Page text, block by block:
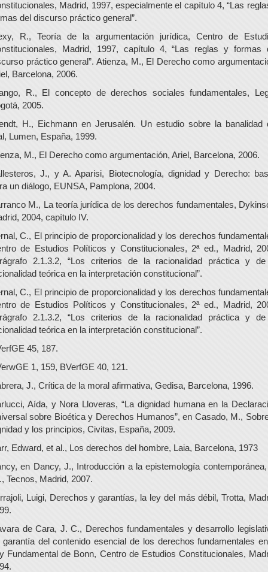
Madrid, 1997, especialmente el capítulo 4, “Las
del discurso práctico general”.
R., Teoría de la argumentación jurídica, Centro de
Madrid, 1997, capítulo 4, “Las reglas y formas
práctico general”. Atienza, M., El Derecho como
Barcelona, 2006.
R., El concepto de derechos sociales fundamentales,
2005.
H., Eichmann en Jerusalén. Un estudio sobre la banalidad
Lumen, España, 1999.
M., El Derecho como argumentación, Ariel, Barcelona, 2006.
J., y A. Aparisi, Biotecnología, dignidad y Derecho:
un diálogo, EUNSA, Pamplona, 2004.
M., La teoría jurídica de los derechos fundamentales,
2004, capítulo IV.
C., El principio de proporcionalidad y los derechos
de Estudios Políticos y Constitucionales, 2ª ed., Madrid,
2.1.3.2, “Los criterios de la racionalidad práctica y
teórica en la interpretación constitucional”.
C., El principio de proporcionalidad y los derechos
de Estudios Políticos y Constitucionales, 2ª ed., Madrid,
2.1.3.2, “Los criterios de la racionalidad práctica y
teórica en la interpretación constitucional”.
45, 187.
1, 159, BVerfGE 40, 121.
J., Crítica de la moral afirmativa, Gedisa, Barcelona, 1996.
Aída, y Nora Lloveras, “La dignidad humana en la
sobre Bioética y Derechos Humanos”, en Casado, M.,
y los principios, Civitas, España, 2009.
Edward, et al., Los derechos del hombre, Laia, Barcelona, 1973
en Dancy, J., Introducción a la epistemología contemporánea,
Tecnos, Madrid, 2007.
Luigi, Derechos y garantías, la ley del más débil, Trotta,
de Cara, J. C., Derechos fundamentales y desarrollo
garantía del contenido esencial de los derechos fundamentales
Fundamental de Bonn, Centro de Estudios Constitucionales,